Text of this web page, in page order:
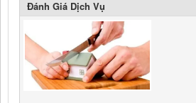
Đánh Giá Dịch Vụ